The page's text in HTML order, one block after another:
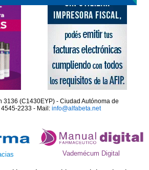
3136 (C1430EYP) - Ciudad Autónoma de
4545-2233 - Mail: info@alfabeta.net
Vademécum Digital